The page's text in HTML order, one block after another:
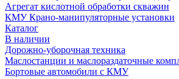
Агрегат кислотной обработки скважин
КМУ Крано-манипуляторные установки
Каталог
В наличии
Дорожно-уборочная техника
Маслостанции и маслораздаточные
Бортовые автомобили с КМУ